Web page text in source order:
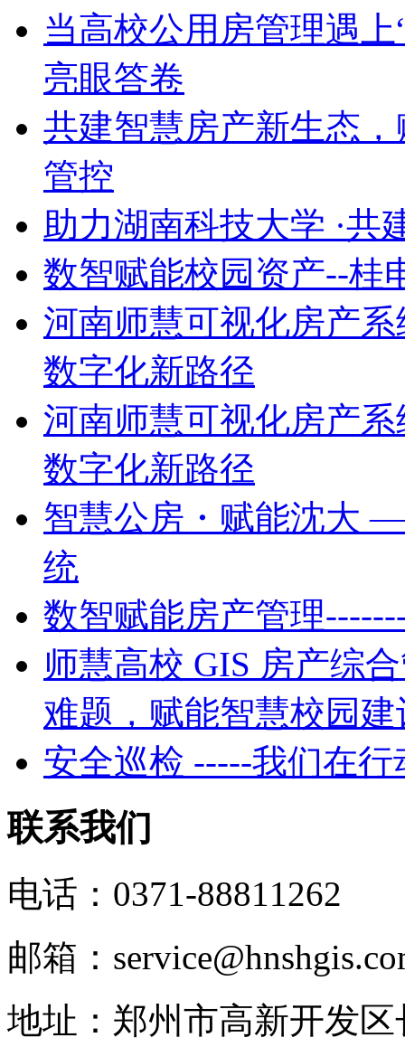
当高校公用房管理遇
亮眼答卷
共建智慧房产新生态
管控
助力湖南科技大学 ·共
数智赋能校园资产--桂
河南师慧可视化房产
数字化新路径
河南师慧可视化房产
数字化新路径
智慧公房・赋能沈大
统
数智赋能房产管理
师慧高校 GIS 房产综
难题，赋能智慧校园建
安全巡检 -----我们在行
联系我们
电话：0371-88811262
邮箱：
地址：郑州市高新开发